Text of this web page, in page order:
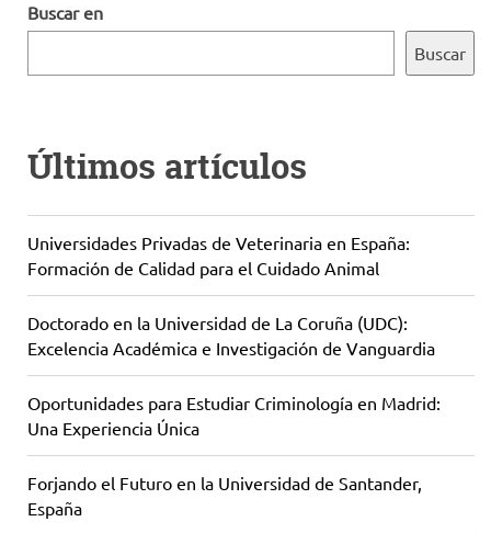
Buscar en
Buscar
Últimos artículos
Universidades Privadas de Veterinaria en España:
Formación de Calidad para el Cuidado Animal
Doctorado en la Universidad de La Coruña (UDC):
Excelencia Académica e Investigación de Vanguardia
Oportunidades para Estudiar Criminología en Madrid:
Una Experiencia Única
Forjando el Futuro en la Universidad de Santander,
España